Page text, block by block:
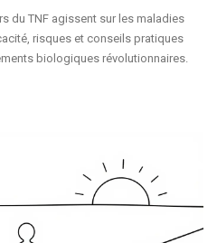
du TNF agissent sur les maladies
risques et conseils pratiques
biologiques révolutionnaires.